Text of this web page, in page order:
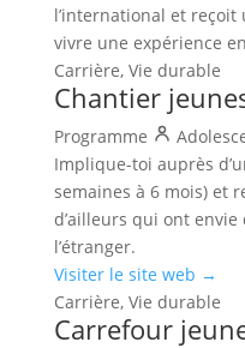
l’international et
vivre une expérience
Carrière, Vie durable
Chantier
Programme
Implique-toi auprès
semaines à 6 mois) et
d’ailleurs qui ont envie
l’étranger.
Visiter le site web →
Carrière, Vie durable
Carrefour